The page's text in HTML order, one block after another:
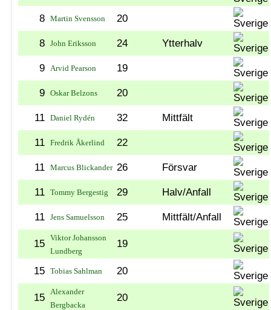
8 Martin Svensson 20
8 John Eriksson 24 Ytterhalv
9 Arvid Pearson 19
9 Oskar Belzons 20
11 Daniel Rydén 32 Mittfält
11 Fredrik Åkerlind 22
11 Marcus Blickander 26 Försvar
11 Tommy Bergestig 29 Halv/Anfall
11 Jens Samuelsson 25 Mittfält/Anfall
15
Viktor Johansson
Lundberg
19
15 Tobias Sahlman 20
15
Alexander
Bergbacka
20